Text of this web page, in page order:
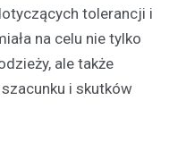
tolerancji i
na celu nie tylko
ale także
i skutków